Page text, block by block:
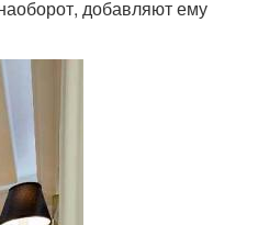
добавляют ему